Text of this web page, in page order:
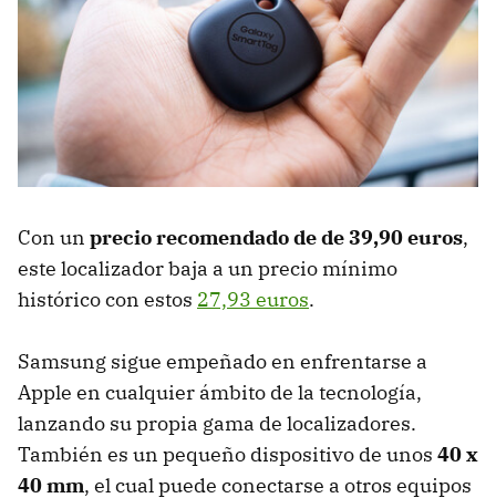
Con un precio recomendado de de 39,90 euros,
este localizador baja a un precio mínimo
histórico con estos 27,93 euros.
Samsung sigue empeñado en enfrentarse a
Apple en cualquier ámbito de la tecnología,
lanzando su propia gama de localizadores.
También es un pequeño dispositivo de unos 40 x
40 mm, el cual puede conectarse a otros equipos